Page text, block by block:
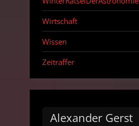
Wirtschaft
Wissen
Zeitraffer
Alexander Gerst